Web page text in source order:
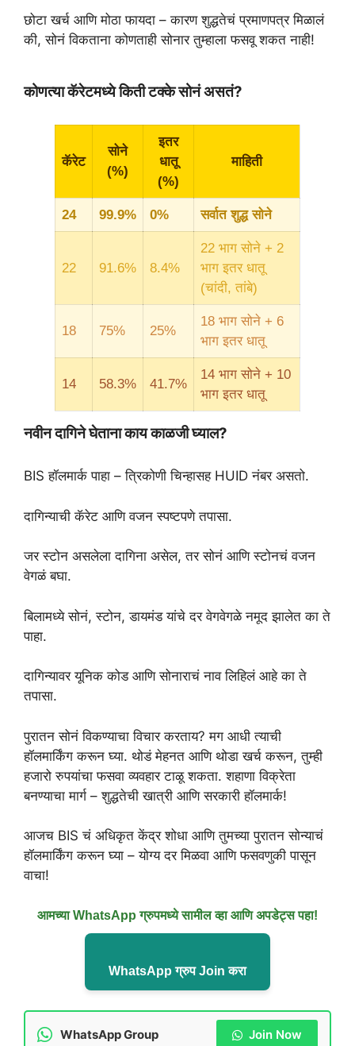
छोटा खर्च आणि मोठा फायदा – कारण शुद्धतेचं प्रमाणपत्र मिळालं
की, सोनं विकताना कोणताही सोनार तुम्हाला फसवू शकत नाही!
कोणत्या कॅरेटमध्ये किती टक्के सोनं असतं?
कॅरेट
सोने
(%)
इतर
धातू
(%)
माहिती
24 99.9% 0% सर्वात शुद्ध सोने
22 91.6% 8.4%
22 भाग सोने + 2
भाग इतर धातू
(चांदी, तांबे)
18 75% 25%
18 भाग सोने + 6
भाग इतर धातू
14 58.3% 41.7%
14 भाग सोने + 10
भाग इतर धातू
नवीन दागिने घेताना काय काळजी घ्याल?
BIS हॉलमार्क पाहा – त्रिकोणी चिन्हासह HUID नंबर असतो.
दागिन्याची कॅरेट आणि वजन स्पष्टपणे तपासा.
जर स्टोन असलेला दागिना असेल, तर सोनं आणि स्टोनचं वजन
वेगळं बघा.
बिलामध्ये सोनं, स्टोन, डायमंड यांचे दर वेगवेगळे नमूद झालेत का ते
पाहा.
दागिन्यावर यूनिक कोड आणि सोनाराचं नाव लिहिलं आहे का ते
तपासा.
पुरातन सोनं विकण्याचा विचार करताय? मग आधी त्याची
हॉलमार्किंग करून घ्या. थोडं मेहनत आणि थोडा खर्च करून, तुम्ही
हजारो रुपयांचा फसवा व्यवहार टाळू शकता. शहाणा विक्रेता
बनण्याचा मार्ग – शुद्धतेची खात्री आणि सरकारी हॉलमार्क!
आजच BIS चं अधिकृत केंद्र शोधा आणि तुमच्या पुरातन सोन्याचं
हॉलमार्किंग करून घ्या – योग्य दर मिळवा आणि फसवणुकी पासून
वाचा!
आमच्या WhatsApp ग्रुपमध्ये सामील व्हा आणि अपडेट्स पहा!
WhatsApp ग्रुप Join करा
WhatsApp Group Join Now